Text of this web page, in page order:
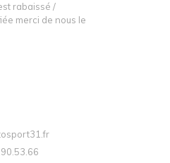
rabaissé /
merci de nous le